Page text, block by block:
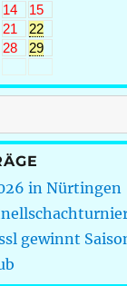
14
15
21
22
28
29
in Nürtingen
gewinnt